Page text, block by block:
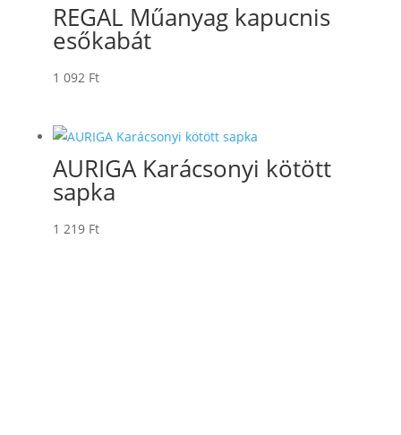
REGAL Műanyag kapucnis
esőkabát
1 092 Ft
AURIGA Karácsonyi kötött
sapka
1 219 Ft